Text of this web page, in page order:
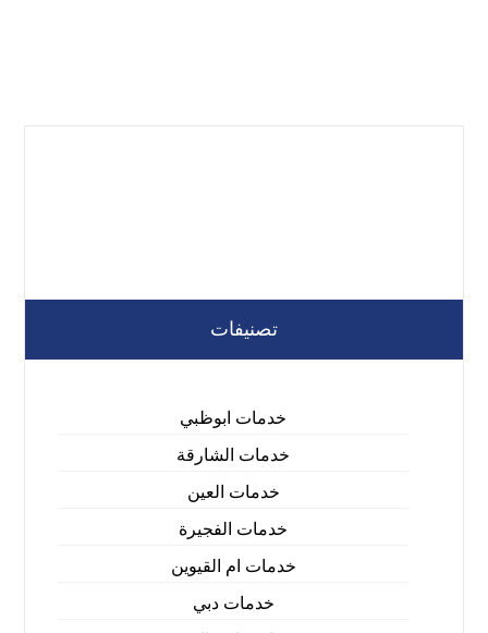
تصنيفات
خدمات ابوظبي
خدمات الشارقة
خدمات العين
خدمات الفجيرة
خدمات ام القيوين
خدمات دبي